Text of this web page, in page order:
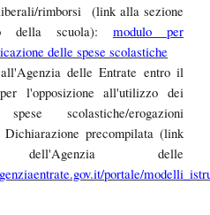
rimborsi (link alla sezione
della scuola): modulo per
delle spese scolastiche
delle Entrate entro il
l'opposizione all'utilizzo dei
scolastiche/erogazioni
precompilata (link
delle
portale/